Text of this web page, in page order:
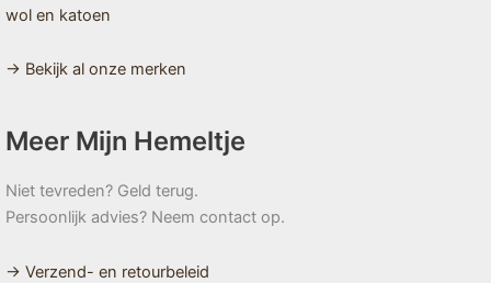
wol en katoen
→ Bekijk al onze merken
Meer Mijn Hemeltje
Niet tevreden? Geld terug.
Persoonlijk advies? Neem contact op.
→ Verzend- en retourbeleid